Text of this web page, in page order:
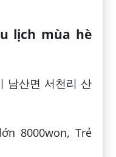
lịch mùa hè
남산면 서천리 산
8000won, Trẻ